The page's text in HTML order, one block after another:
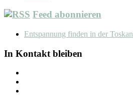
Feed abonnieren
Entspannung finden in der
In Kontakt bleiben